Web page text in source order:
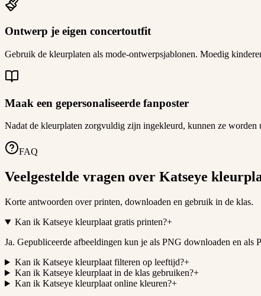
Ontwerp je eigen concertoutfit
Gebruik de kleurplaten als mode-ontwerpsjablonen. Moedig
Maak een gepersonaliseerde fanposter
Nadat de kleurplaten zorgvuldig zijn ingekleurd, kunnen ze
FAQ
Veelgestelde vragen over Katseye
Korte antwoorden over printen, downloaden en gebruik in de klas.
Kan ik Katseye kleurplaat gratis printen?+
Ja. Gepubliceerde afbeeldingen kun je als PNG downloaden en als
Kan ik Katseye kleurplaat filteren op leeftijd?+
Kan ik Katseye kleurplaat in de klas gebruiken?+
Kan ik Katseye kleurplaat online kleuren?+